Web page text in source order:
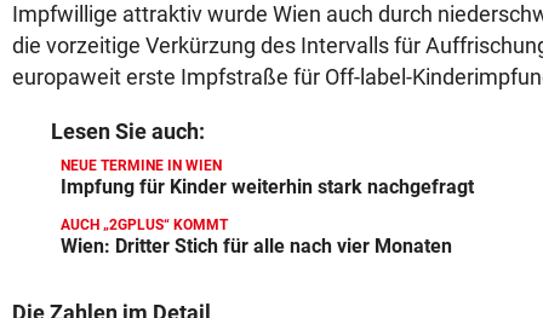
Impfwillige attraktiv wurde Wien auch durch
die vorzeitige Verkürzung des Intervalls für
europaweit erste Impfstraße für Off-label-
Lesen Sie auch:
NEUE TERMINE IN WIEN
Impfung für Kinder weiterhin stark nachgefragt
AUCH „2GPLUS“ KOMMT
Wien: Dritter Stich für alle nach vier Monaten
Die Zahlen im Detail